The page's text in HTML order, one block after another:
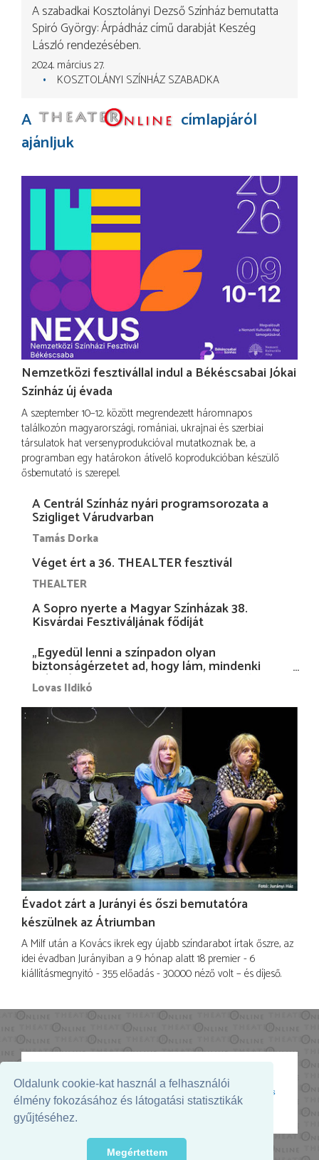
Oldalunk cookie-kat használ a felhasználói
élmény fokozásához és látogatási statisztikák
gyűjtéséhez.
Megértettem
A szabadkai Kosztolányi Dezső Színház bemutatta
Spiró György: Árpádház című darabját Keszég
László rendezésében.
2024. március 27.
KOSZTOLÁNYI SZÍNHÁZ SZABADKA
A
címlapjáról
ajánljuk
Nemzetközi fesztivállal indul a Békéscsabai Jókai
Színház új évada
A szeptember 10–12. között megrendezett háromnapos
találkozón magyarországi, romániai, ukrajnai és szerbiai
társulatok hat versenyprodukcióval mutatkoznak be, a
programban egy határokon átívelő koprodukcióban készülő
ősbemutató is szerepel.
A Centrál Színház nyári programsorozata a
Szigliget Várudvarban
Tamás Dorka
Véget ért a 36. THEALTER fesztivál
THEALTER
A Sopro nyerte a Magyar Színházak 38.
Kisvárdai Fesztiváljának fődíját
„Egyedül lenni a színpadon olyan
biztonságérzetet ad, hogy lám, mindenki
más nélkül is megvagyok magammal…”
Lovas Ildikó
Évadot zárt a Jurányi és őszi bemutatóra
készülnek az Átriumban
A Milf után a Kovács ikrek egy újabb színdarabot írtak őszre, az
idei évadban Jurányiban a 9 hónap alatt 18 premier - 6
kiállításmegnyitó - 355 előadás - 30.000 néző volt – és díjeső.
Az oldal megjelenését támogatja: